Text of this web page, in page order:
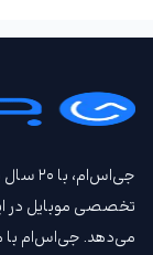
تخصصی موبایل در
می‌دهد. جی‌اس‌ام با